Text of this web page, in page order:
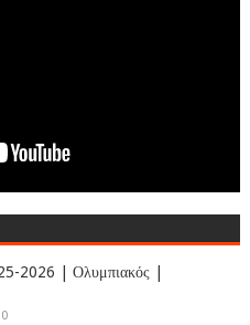
2026 | Ολυμπιακός |
0